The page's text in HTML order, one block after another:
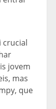
crucial
jovem
mas
que